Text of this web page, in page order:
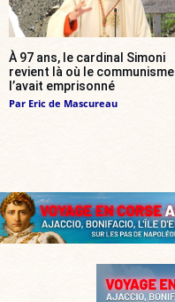
À 97 ans, le cardinal Simoni
revient là où le communisme
l’avait emprisonné
Par Eric de Mascureau